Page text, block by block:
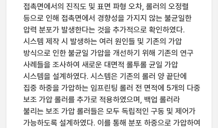
접촉면에서의 진직도 및 표면 파형 오차, 롤러의 오정렬
등으로 인해 접촉면에서 경향성을 가지지 않는 불균일한
압력 분포가 발생한다는 것을 추가적으로 확인하였다.
시스템 제작 시 발생하는 여러 원인들 및 기존의 가압
방식으로 인한 불균일 가압을 개선하기 위해 기존의 연구
사례들을 조사하여 새로운 대면적 롤투롤 균일 가압
시스템을 설계하였다. 시스템은 기존의 롤러 양 끝단에
집중 하중을 가압하는 임프린팅 롤러 전 면적에 5개의 다중
보조 가압 롤러를 추가로 적용하였으며, 백업 롤러라
불리는 보조 가압 롤러들은 모두 독립적인 구동 및 제어가
가능하도록 설계하였다. 이를 통해 분포 하중으로 가압하여